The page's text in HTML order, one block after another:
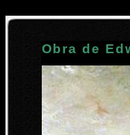
Obra de